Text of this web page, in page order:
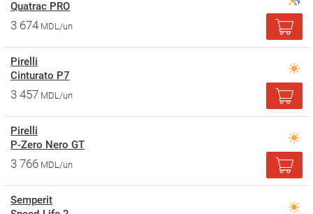
Quatrac PRO
3 674 MDL/un
Pirelli
Cinturato P7
3 457 MDL/un
Pirelli
P-Zero Nero GT
3 766 MDL/un
Semperit